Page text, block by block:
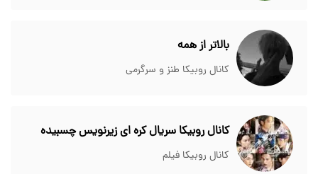
بالاتر از همه
کانال روبیکا طنز و سرگرمی
کانال روبیکا سریال کره ای زیرنویس چسبیده
کانال روبیکا فیلم